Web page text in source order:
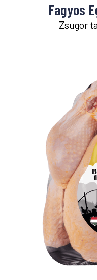
Fagyos
Zsugor